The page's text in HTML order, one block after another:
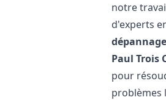
notre
d'experts
Paul Trois
pour
problèmes